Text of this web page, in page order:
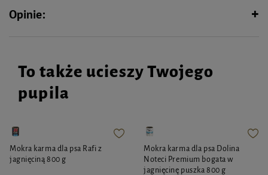
Opinie:
To także ucieszy Twojego
pupila
Mokra karma dla psa Rafi z
jagnięciną 800 g
Mokra karma dla psa Dolina
Noteci Premium bogata w
jagnięcinę puszka 800 g